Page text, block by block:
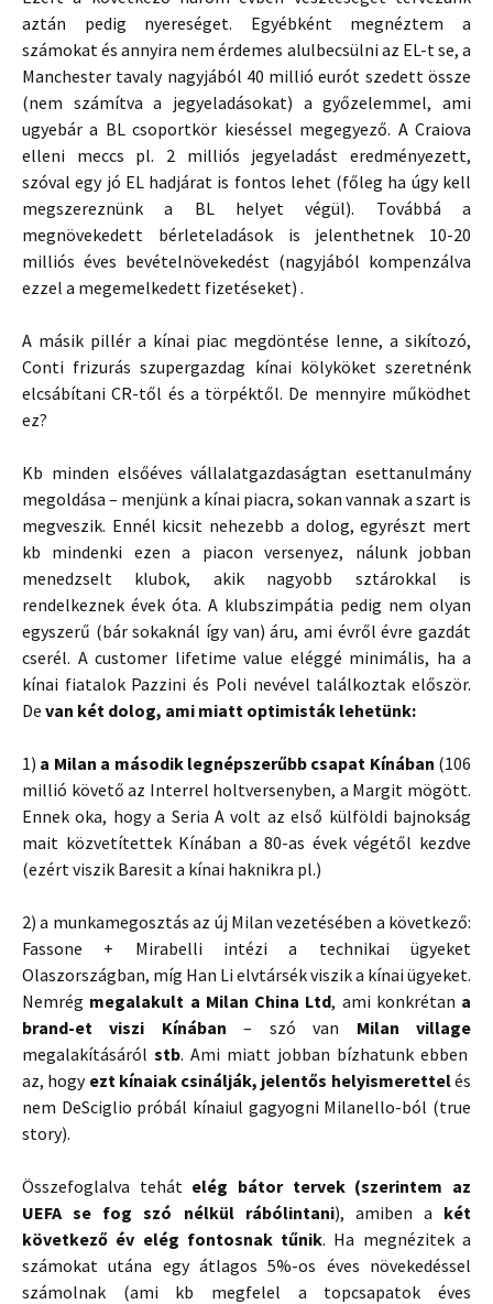
aztán pedig nyereséget. Egyébként megnéztem a
számokat és annyira nem érdemes alulbecsülni az EL-t se, a
Manchester tavaly nagyjából 40 millió eurót szedett össze
(nem számítva a jegyeladásokat) a győzelemmel, ami
ugyebár a BL csoportkör kieséssel megegyező. A Craiova
elleni meccs pl. 2 milliós jegyeladást eredményezett,
szóval egy jó EL hadjárat is fontos lehet (főleg ha úgy kell
megszereznünk a BL helyet végül). Továbbá a
megnövekedett bérleteladások is jelenthetnek 10-20
milliós éves bevételnövekedést (nagyjából kompenzálva
ezzel a megemelkedett fizetéseket) .
A másik pillér a kínai piac megdöntése lenne, a sikítozó,
Conti frizurás szupergazdag kínai kölyköket szeretnénk
elcsábítani CR-től és a törpéktől. De mennyire működhet
ez?
Kb minden elsőéves vállalatgazdaságtan esettanulmány
megoldása – menjünk a kínai piacra, sokan vannak a szart is
megveszik. Ennél kicsit nehezebb a dolog, egyrészt mert
kb mindenki ezen a piacon versenyez, nálunk jobban
menedzselt klubok, akik nagyobb sztárokkal is
rendelkeznek évek óta. A klubszimpátia pedig nem olyan
egyszerű (bár sokaknál így van) áru, ami évről évre gazdát
cserél. A customer lifetime value eléggé minimális, ha a
kínai fiatalok Pazzini és Poli nevével találkoztak először.
De van két dolog, ami miatt optimisták lehetünk:
1) a Milan a második legnépszerűbb csapat Kínában (106
millió követő az Interrel holtversenyben, a Margit mögött.
Ennek oka, hogy a Seria A volt az első külföldi bajnokság
mait közvetítettek Kínában a 80-as évek végétől kezdve
(ezért viszik Baresit a kínai haknikra pl.)
2) a munkamegosztás az új Milan vezetésében a következő:
Fassone + Mirabelli intézi a technikai ügyeket
Olaszországban, míg Han Li elvtársék viszik a kínai ügyeket.
Nemrég megalakult a Milan China Ltd, ami konkrétan a
brand-et viszi Kínában – szó van Milan village
megalakításáról stb. Ami miatt jobban bízhatunk ebben
az, hogy ezt kínaiak csinálják, jelentős helyismerettelés
nem DeSciglio próbál kínaiul gagyogni Milanello-ból (true
story).
Összefoglalva tehát elég bátor tervek (szerintem az
UEFA se fog szó nélkül rábólintani), amiben a két
következő év elég fontosnak tűnik. Ha megnézitek a
számokat utána egy átlagos 5%-os éves növekedéssel
számolnak (ami kb megfelel a topcsapatok éves